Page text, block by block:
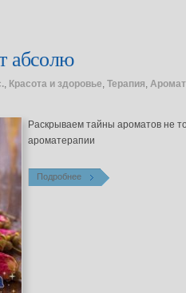
абсолю
, Красота и здоровье, Терапия,
Раскрываем тайны ароматов не
ароматерапии
Подробнее